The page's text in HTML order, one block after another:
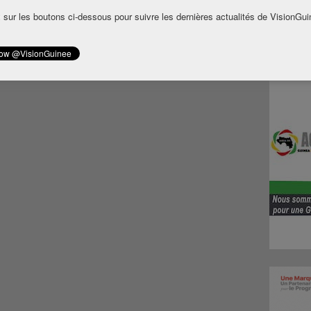
sur les boutons ci-dessous pour suivre les dernières actualités de